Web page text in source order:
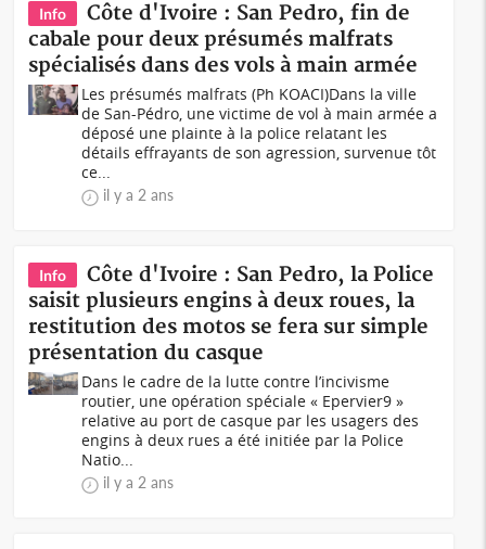
Info
Côte d'Ivoire : San Pedro, fin de
cabale pour deux présumés malfrats
spécialisés dans des vols à main armée
Les présumés malfrats (Ph KOACI)Dans la ville
de San-Pédro, une victime de vol à main armée a
déposé une plainte à la police relatant les
détails effrayants de son agression, survenue tôt
ce...
il y a 2 ans
Info
Côte d'Ivoire : San Pedro, la Police
saisit plusieurs engins à deux roues, la
restitution des motos se fera sur simple
présentation du casque
Dans le cadre de la lutte contre l’incivisme
routier, une opération spéciale « Epervier9 »
relative au port de casque par les usagers des
engins à deux rues a été initiée par la Police
Natio...
il y a 2 ans